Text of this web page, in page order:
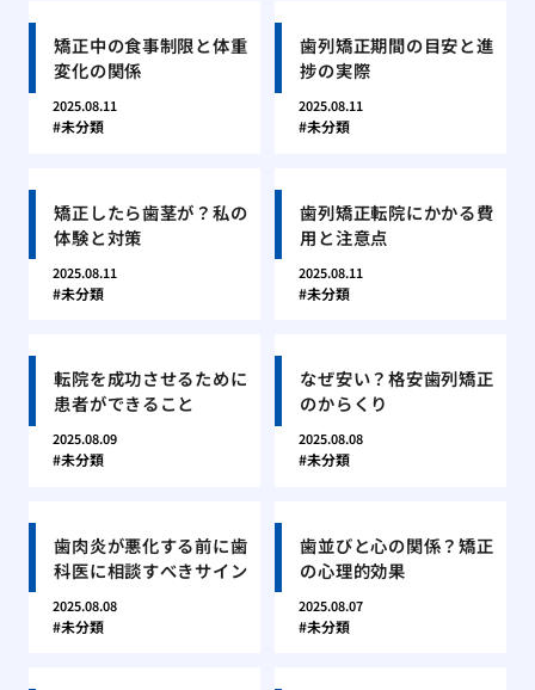
矯正中の食事制限と体重
変化の関係
2025.08.11
未分類
歯列矯正期間の目安と進
捗の実際
2025.08.11
未分類
矯正したら歯茎が？私の
体験と対策
2025.08.11
未分類
歯列矯正転院にかかる費
用と注意点
2025.08.11
未分類
転院を成功させるために
患者ができること
2025.08.09
未分類
なぜ安い？格安歯列矯正
のからくり
2025.08.08
未分類
歯肉炎が悪化する前に歯
科医に相談すべきサイン
2025.08.08
未分類
歯並びと心の関係？矯正
の心理的効果
2025.08.07
未分類